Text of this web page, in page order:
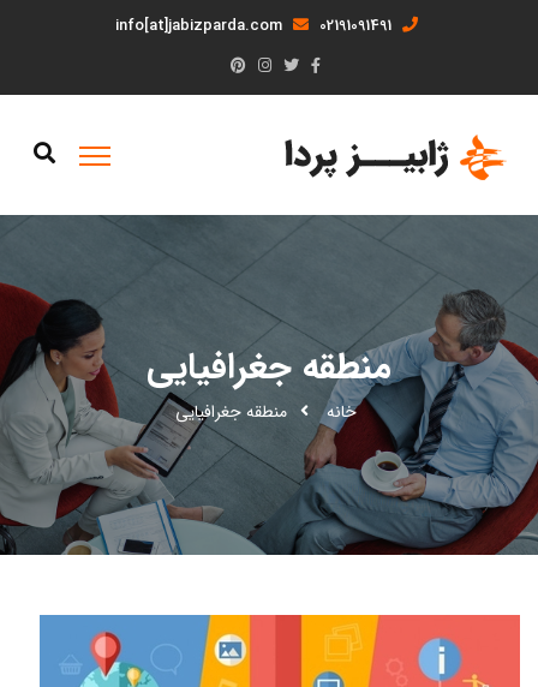
02191091491
info[at]jabizparda.com
منطقه جغرافیایی
خانه منطقه جغرافیایی